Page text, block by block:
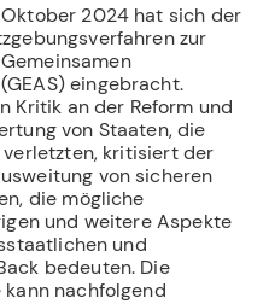
2024 hat sich der
zur
eingebracht.
Kritik an der Reform und
von Staaten, die
kritisiert der
von sicheren
die mögliche
und weitere Aspekte
und
bedeuten. Die
nachfolgend